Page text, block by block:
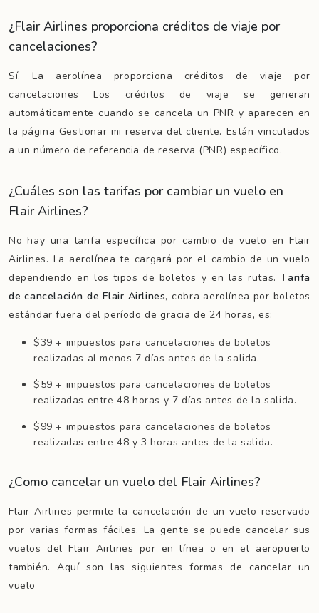
¿Flair Airlines proporciona créditos de viaje por
cancelaciones?
Sí. La aerolínea proporciona créditos de viaje por
cancelaciones Los créditos de viaje se generan
automáticamente cuando se cancela un PNR y aparecen en
la página Gestionar mi reserva del cliente. Están vinculados
a un número de referencia de reserva (PNR) específico.
¿Cuáles son las tarifas por cambiar un vuelo en
Flair Airlines?
No hay una tarifa específica por cambio de vuelo en Flair
Airlines. La aerolínea te cargará por el cambio de un vuelo
dependiendo en los tipos de boletos y en las rutas. Tarifa
de cancelación de Flair Airlines, cobra aerolínea por boletos
estándar fuera del período de gracia de 24 horas, es:
$39 + impuestos para cancelaciones de boletos
realizadas al menos 7 días antes de la salida.
$59 + impuestos para cancelaciones de boletos
realizadas entre 48 horas y 7 días antes de la salida.
$99 + impuestos para cancelaciones de boletos
realizadas entre 48 y 3 horas antes de la salida.
¿Como cancelar un vuelo del Flair Airlines?
Flair Airlines permite la cancelación de un vuelo reservado
por varias formas fáciles. La gente se puede cancelar sus
vuelos del Flair Airlines por en línea o en el aeropuerto
también. Aquí son las siguientes formas de cancelar un
vuelo